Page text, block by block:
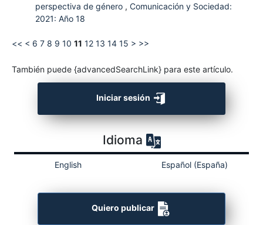
perspectiva de género , Comunicación y Sociedad:
2021: Año 18
<< < 6 7 8 9 10 11 12 13 14 15 > >>
También puede {advancedSearchLink} para este artículo.
Iniciar sesión
Idioma
English Español (España)
Quiero publicar